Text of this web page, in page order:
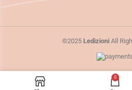
©2025 LedizioniAll
0